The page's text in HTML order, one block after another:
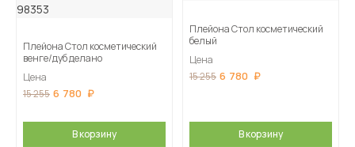
Плейона Стол косметический
венге/дуб делано
Цена
15 255 6 780
В корзину
Плейона Стол косметический
белый
Цена
15 255 6 780
В корзину